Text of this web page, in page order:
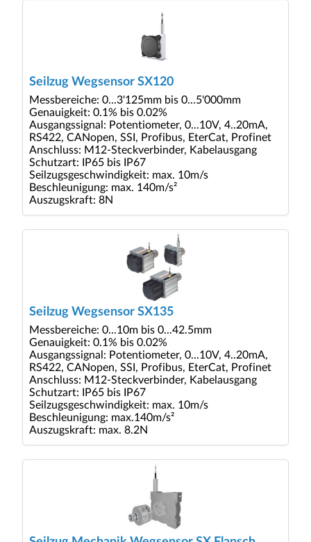
Seilzug Wegsensor SX120
Messbereiche: 0...3'125mm bis 0...5'000mm
Genauigkeit: 0.1% bis 0.02%
Ausgangssignal: Potentiometer, 0...10V, 4..20mA,
RS422, CANopen, SSI, Profibus, EterCat, Profinet
Anschluss: M12-Steckverbinder, Kabelausgang
Schutzart: IP65 bis IP67
Seilzugsgeschwindigkeit: max. 10m/s
Beschleunigung: max. 140m/s²
Auszugskraft: 8N
Seilzug Wegsensor SX135
Messbereiche: 0...10m bis 0...42.5mm
Genauigkeit: 0.1% bis 0.02%
Ausgangssignal: Potentiometer, 0...10V, 4..20mA,
RS422, CANopen, SSI, Profibus, EterCat, Profinet
Anschluss: M12-Steckverbinder, Kabelausgang
Schutzart: IP65 bis IP67
Seilzugsgeschwindigkeit: max. 10m/s
Beschleunigung: max.140m/s²
Auszugskraft: max. 8.2N